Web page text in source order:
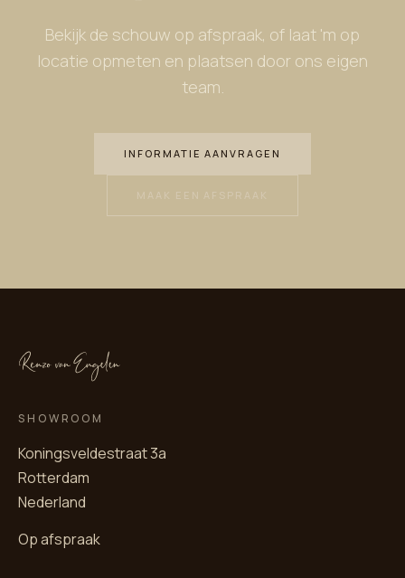
Bekijk de schouw op afspraak, of laat 'm op
locatie opmeten en plaatsen door ons eigen
team.
INFORMATIE AANVRAGEN
MAAK EEN AFSPRAAK
SHOWROOM
Koningsveldestraat 3a
Rotterdam
Nederland
Op afspraak